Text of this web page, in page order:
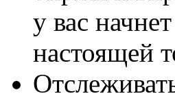
у вас
настоящей